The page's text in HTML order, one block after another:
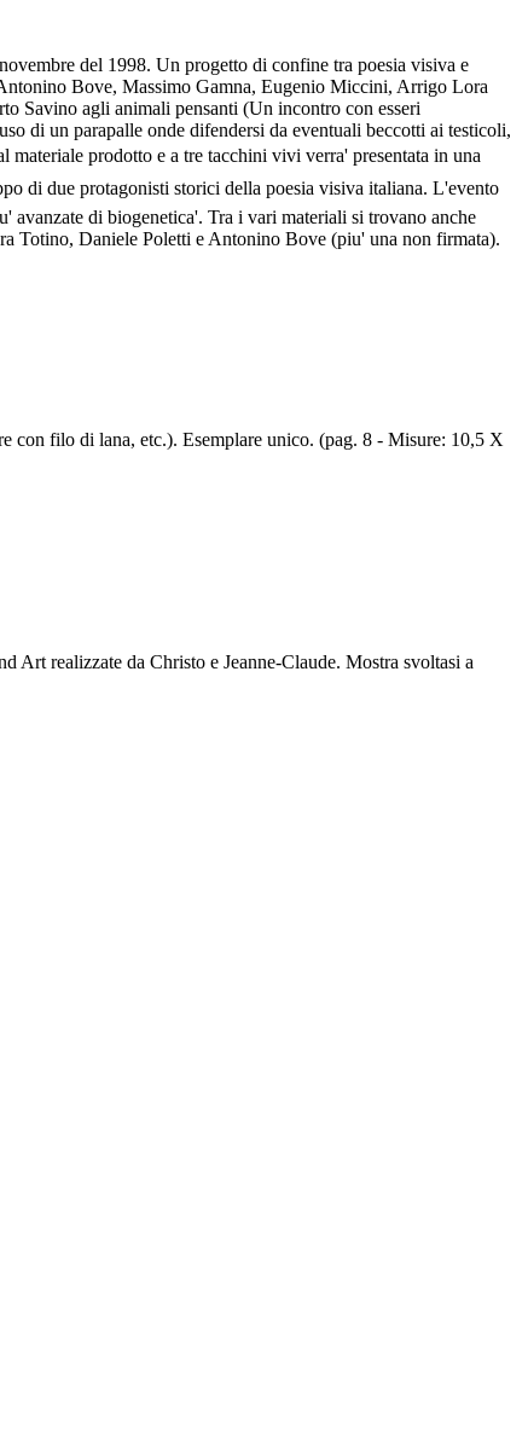
del 1998. Un progetto di confine tra poesia visiva e
Bove, Massimo Gamna, Eugenio Miccini, Arrigo Lora
Savino agli animali pensanti (Un incontro con esseri
di un parapalle onde difendersi da eventuali beccotti ai testicoli,
prodotto e a tre tacchini vivi verra' presentata in una
di due protagonisti storici della poesia visiva italiana. L'evento
di biogenetica'. Tra i vari materiali si trovano anche
Totino, Daniele Poletti e Antonino Bove (piu' una non firmata).
con filo di lana, etc.). Esemplare unico. (pag. 8 - Misure: 10,5 X
realizzate da Christo e Jeanne-Claude. Mostra svoltasi a